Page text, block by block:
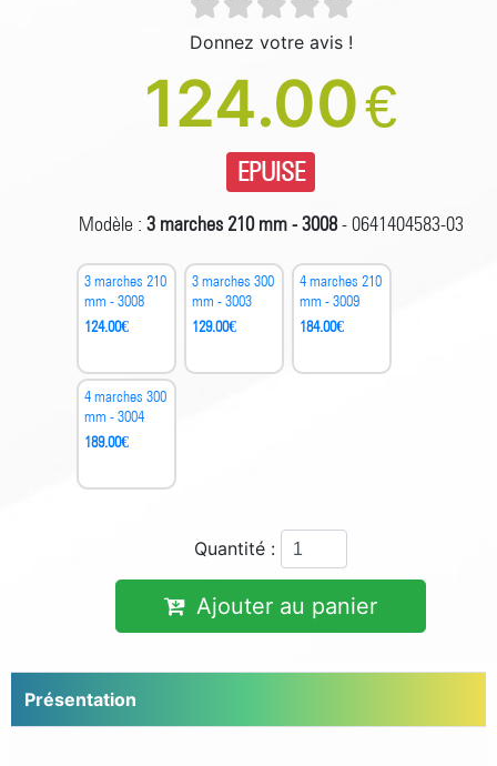
Donnez votre avis !
124.00€
EPUISE
Modèle : 3 marches 210 mm - 3008- 0641404583-03
3 marches 210
mm - 3008
124.00€
3 marches 300
mm - 3003
129.00€
4 marches 210
mm - 3009
184.00€
4 marches 300
mm - 3004
189.00€
Quantité :
Ajouter au panier
Présentation